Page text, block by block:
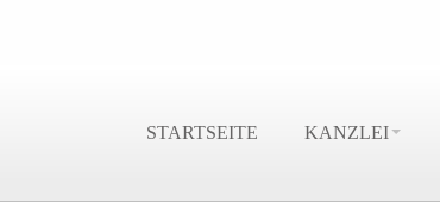
STARTSEITE KANZLEI